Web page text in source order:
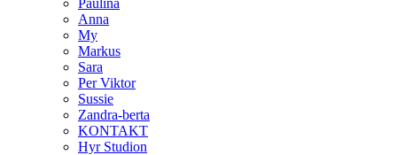
Anna
My
Markus
Sara
Per Viktor
Sussie
Zandra-berta
KONTAKT
Hyr Studion